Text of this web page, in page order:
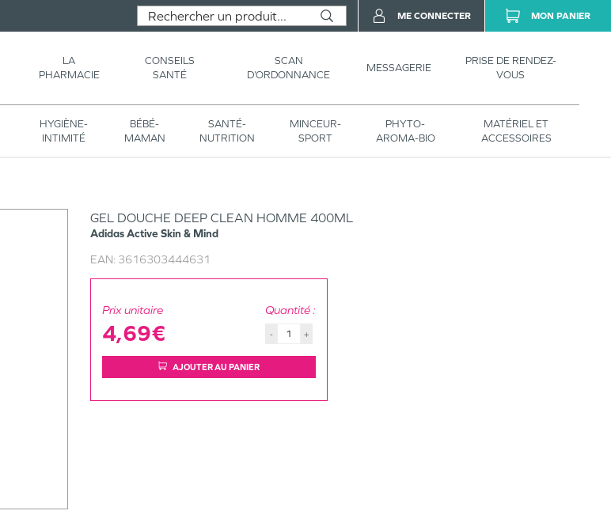
LA
PHARMACIE
CONSEILS
SANTÉ
SCAN
D’ORDONNANCE
MESSAGERIE
PRISE DE RENDEZ-
VOUS
HYGIÈNE-
INTIMITÉ
BÉBÉ-
MAMAN
SANTÉ-
NUTRITION
MINCEUR-
SPORT
PHYTO-
AROMA-BIO
MATÉRIEL ET
ACCESSOIRES
ME CONNECTER MON PANIER
GEL DOUCHE DEEP CLEAN HOMME 400ML
AdidasActive Skin & Mind
EAN: 3616303444631
Prix unitaire
4,69€
Quantité :
- +
AJOUTER AU PANIER